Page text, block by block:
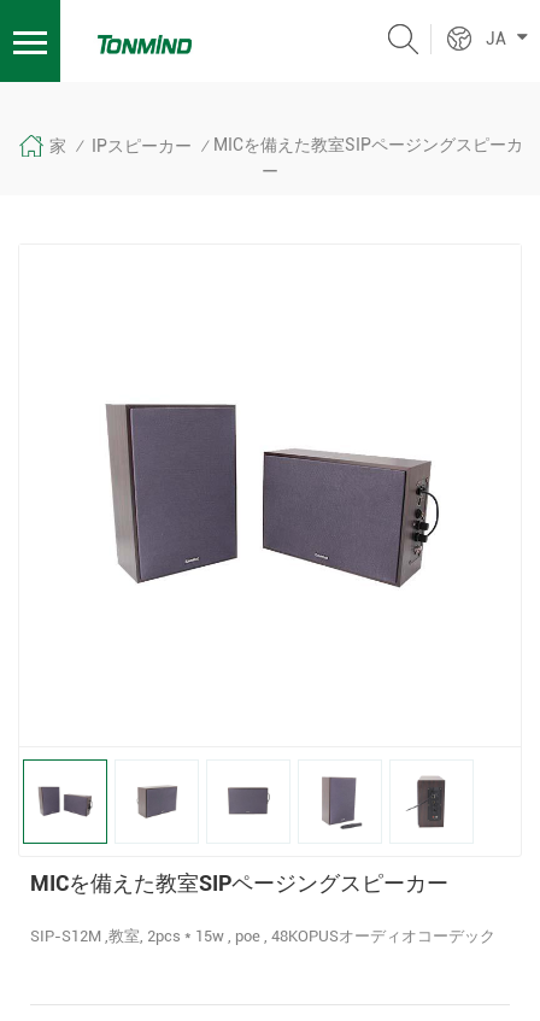
JA
家 / IPスピーカー / MICを備えた教室SIPページングスピーカ
ー
MICを備えた教室SIPページングスピーカー
SIP-S12M ,教室, 2pcs * 15w , poe , 48KOPUSオーディオコーデック